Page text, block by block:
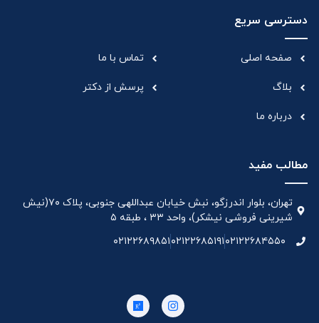
دسترسی سریع
صفحه اصلی
بلاگ
درباره ما
تماس با ما
پرسش از دکتر
مطالب مفید
تهران، بلوار اندرزگو، نبش خیابان عبداللهی جنوبی، پلاک ۷۰(نیش
شیرینی فروشی نیشکر)، واحد ۳۳ ، طبقه ۵
۰۲۱۲۲۶۸۴۵۵۰۰۲۱۲۲۶۸۵۱۹۱۰۲۱۲۲۶۸۹۸۵۱